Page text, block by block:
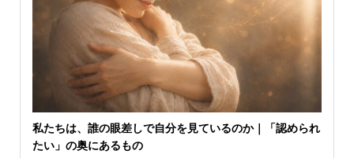
私たちは、誰の眼差しで自分を見ているのか｜「認められ
たい」の奥にあるもの